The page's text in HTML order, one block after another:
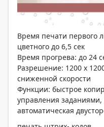
Время печати первого
цветного до 6,5 сек
Время прогрева: до 24
Разрешение: 1200 x
сниженной скорости
Функции: быстрое
управления
автоматическая